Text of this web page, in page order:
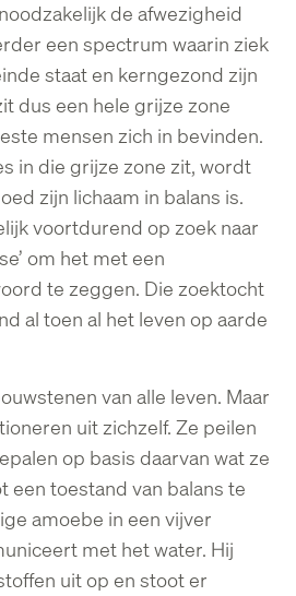
de afwezigheid
een spectrum waarinziek
staat en kerngezond zijn
dus een hele grijze zone
mensen zich in bevinden.
in die grijze zone zit, wordt
zijn lichaam in balans is.
voortdurend op zoek naar
om het met een
te zeggen. Die zoektocht
al toen al het leven op aarde
van alle leven. Maar
uit zichzelf.Ze peilen
op basis daarvan wat ze
eentoestand van balans te
amoebe in een vijver
met het water. Hij
uit op en stoot er